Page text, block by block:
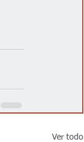
Ver todo